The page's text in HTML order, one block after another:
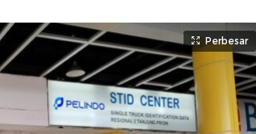
Perbesar